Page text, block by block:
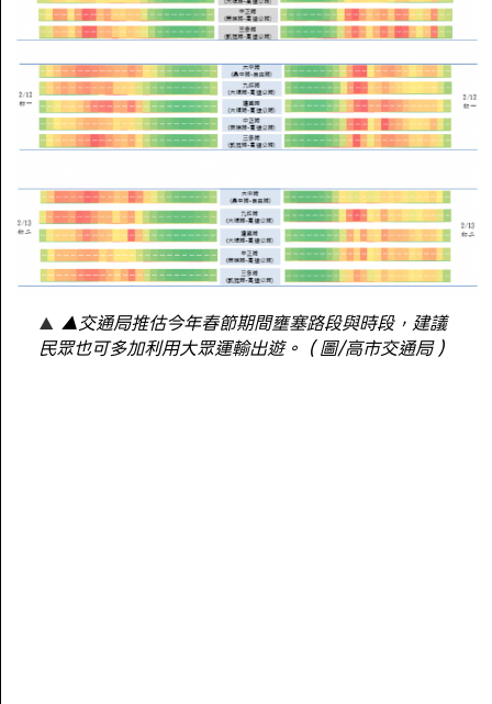
▲交通局推估今年春節期間壅塞路段與時段，建議
民眾也可多加利用大眾運輸出遊。（圖/高市交通局）